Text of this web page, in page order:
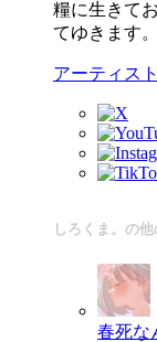
糧に生きて
てゆきます
アーティス
しろくま。の
春死な